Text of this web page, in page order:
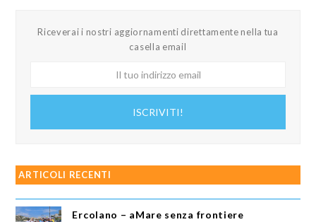
Riceverai i nostri aggiornamenti direttamente nella tua
casella email
ISCRIVITI!
ARTICOLI RECENTI
Ercolano – aMare senza frontiere